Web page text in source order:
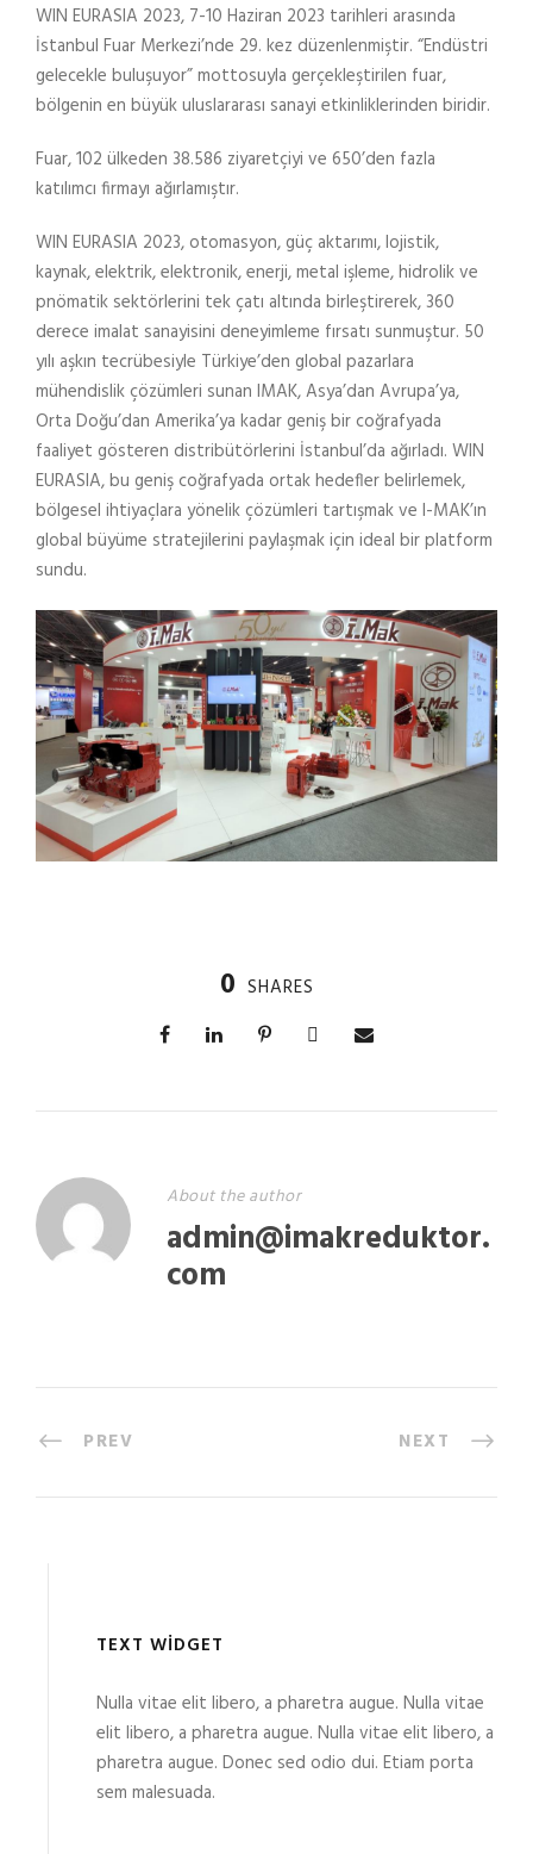
WIN EURASIA 2023, 7-10 Haziran 2023 tarihleri arasında
İstanbul Fuar Merkezi’nde 29. kez düzenlenmiştir. “Endüstri
gelecekle buluşuyor” mottosuyla gerçekleştirilen fuar,
bölgenin en büyük uluslararası sanayi etkinliklerinden biridir.
Fuar, 102 ülkeden 38.586 ziyaretçiyi ve 650’den fazla
katılımcı firmayı ağırlamıştır.
WIN EURASIA 2023, otomasyon, güç aktarımı, lojistik,
kaynak, elektrik, elektronik, enerji, metal işleme, hidrolik ve
pnömatik sektörlerini tek çatı altında birleştirerek, 360
derece imalat sanayisini deneyimleme fırsatı sunmuştur. 50
yılı aşkın tecrübesiyle Türkiye’den global pazarlara
mühendislik çözümleri sunan IMAK, Asya’dan Avrupa’ya,
Orta Doğu’dan Amerika’ya kadar geniş bir coğrafyada
faaliyet gösteren distribütörlerini İstanbul’da ağırladı. WIN
EURASIA, bu geniş coğrafyada ortak hedefler belirlemek,
bölgesel ihtiyaçlara yönelik çözümleri tartışmak ve I-MAK’ın
global büyüme stratejilerini paylaşmak için ideal bir platform
sundu.
0 SHARES
About the author
admin@imakreduktor.
com
PREV NEXT
TEXT WIDGET
Nulla vitae elit libero, a pharetra augue. Nulla vitae
elit libero, a pharetra augue. Nulla vitae elit libero, a
pharetra augue. Donec sed odio dui. Etiam porta
sem malesuada.